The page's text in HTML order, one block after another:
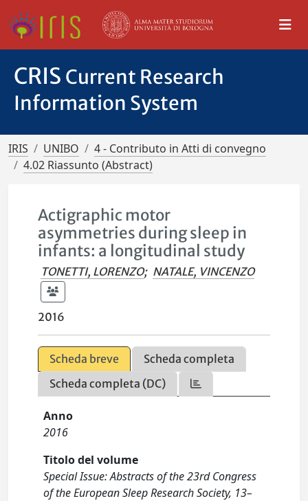
CRIS Current Research
Information System
IRIS UNIBO
4 - Contributo in Atti di convegno
4.02 Riassunto (Abstract)
Actigraphic motor
asymmetries during sleep in
infants: a longitudinal study
TONETTI, LORENZO; NATALE, VINCENZO
2016
Scheda breve
Scheda completa
Scheda completa (DC)
Anno
2016
Titolo del volume
Special Issue: Abstracts of the 23rd Congress
of the European Sleep Research Society, 13–